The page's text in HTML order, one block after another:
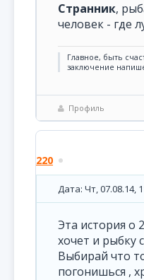
Странник,
человек - где
Главное, быть
заключение
Профиль
220
Дата: Чт, 07.08.14,
Эта история о
хочет и рыбку
Выбирай что
погонишься ,